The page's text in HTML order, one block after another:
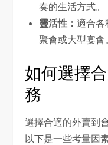
奏的生活方式。
靈活性：適合各
聚會或大型宴會
如何選擇
務
選擇合適的外賣到
以下是一些考量因